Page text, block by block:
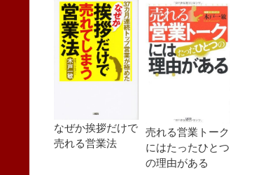
なぜか挨拶だけで
売れる営業法
売れる営業トーク
にはたったひとつ
の理由がある